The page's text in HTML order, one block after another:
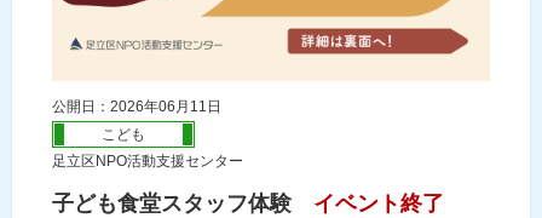
公開日：2026年06月11日
こども
足立区NPO活動支援センター
子ども食堂スタッフ体験 イベント終了